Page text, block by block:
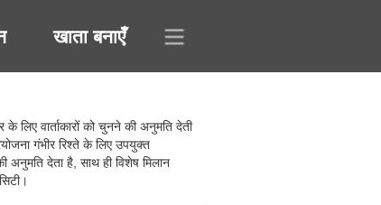
खाता बनाएँ
वार्ताकारों को चुनने की अनुमति देती
गंभीर रिश्ते के लिए उपयुक्त
देता है, साथ ही विशेष मिलान